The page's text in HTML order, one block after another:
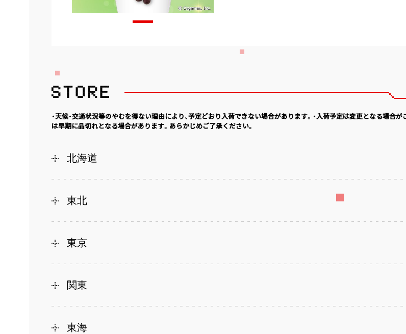
・天候・交通状況等のやむを得ない理由により、予定どおり入荷できない場合があります。・入荷予定は変更となる場合が
は早期に品切れとなる場合があります。あらかじめご了承ください。
北海道
東北
東京
関東
東海